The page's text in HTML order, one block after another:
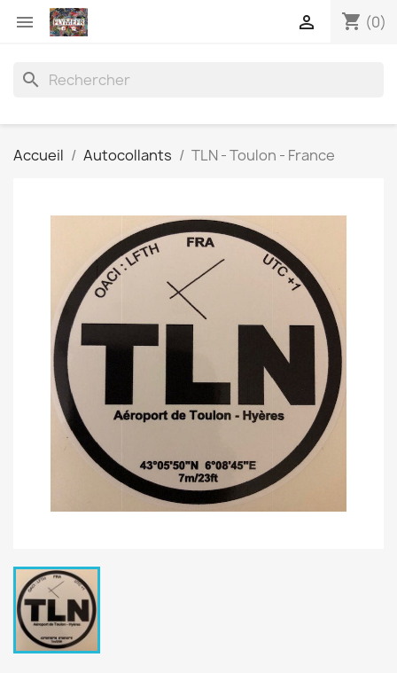
 shopping_cart (0)

search
Accueil Autocollants TLN - Toulon - France